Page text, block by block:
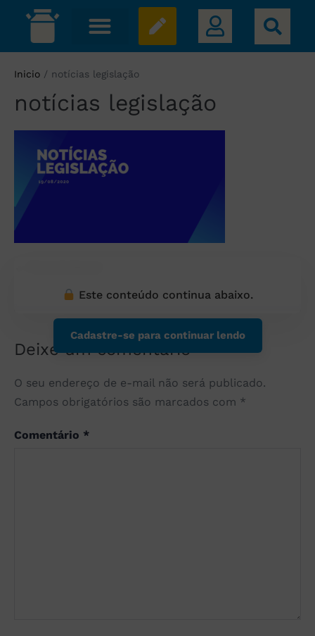
Inicio / notícias legislação
notícias legislação
Este conteúdo continua abaixo.
Cadastre-se para continuar lendo
Deixe um comentário
O seu endereço de e-mail não será publicado.
Campos obrigatórios são marcados com *
Comentário *